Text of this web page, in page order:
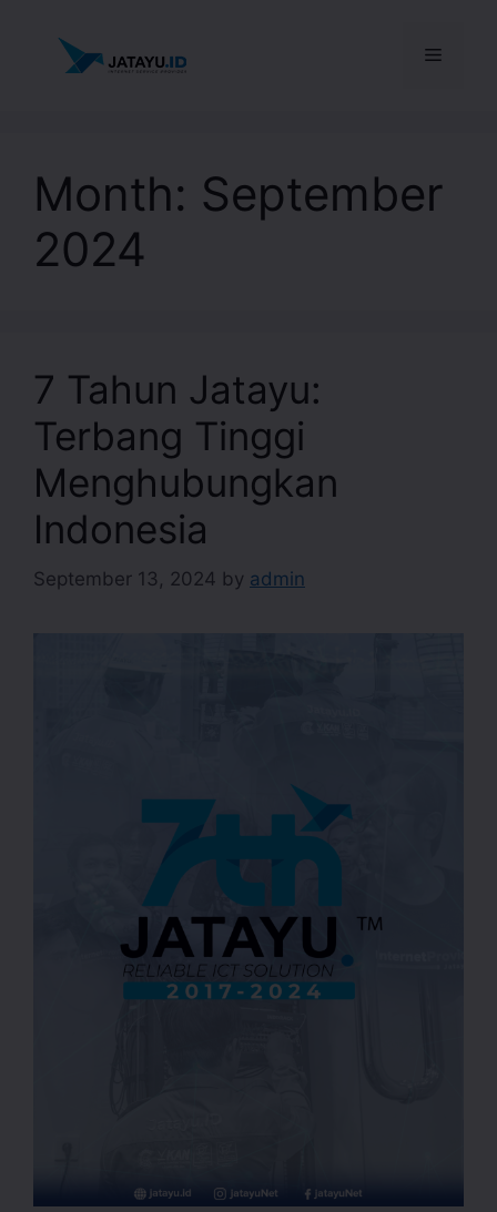
Month: September
2024
7 Tahun Jatayu:
Terbang Tinggi
Menghubungkan
Indonesia
September 13, 2024 by admin